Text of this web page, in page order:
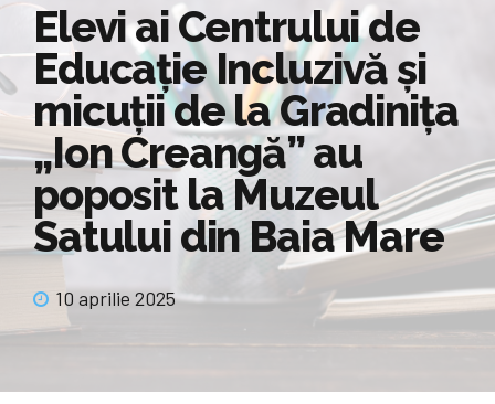
Elevi ai Centrului de
Educație Incluzivă și
micuții de la Gradinița
„Ion Creangă” au
poposit la Muzeul
Satului din Baia Mare
10 aprilie 2025